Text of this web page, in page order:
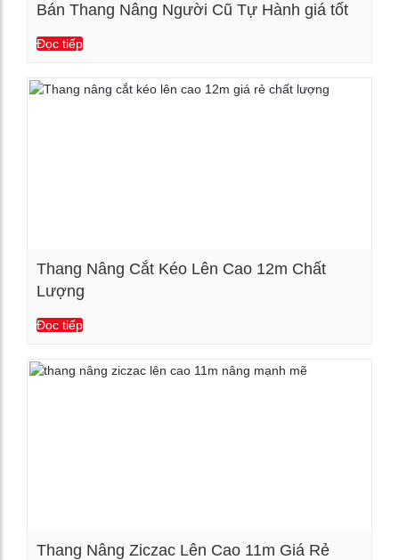
Bán Thang Nâng Người Cũ Tự Hành giá tốt
Đọc tiếp
Thang Nâng Cắt Kéo Lên Cao 12m Chất
Lượng
Đọc tiếp
Thang Nâng Ziczac Lên Cao 11m Giá Rẻ